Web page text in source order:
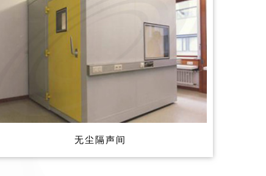
无尘隔声间